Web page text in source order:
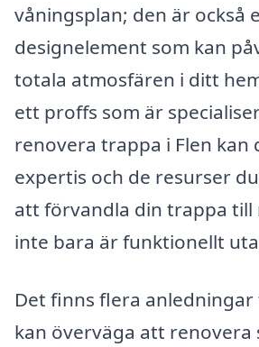
våningsplan; den är också
designelement som kan
totala atmosfären i ditt
ett proffs som är
renovera trappa i Flen kan
expertis och de resurser
att förvandla din trappa till
inte bara är funktionellt
Det finns flera
kan överväga att renovera